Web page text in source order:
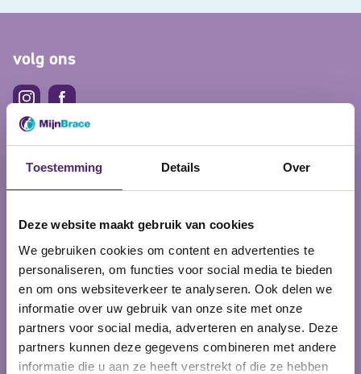
Toestemming Details Over
Deze website maakt gebruik van cookies
We gebruiken cookies om content en advertenties te
personaliseren, om functies voor social media te bieden
en om ons websiteverkeer te analyseren. Ook delen we
informatie over uw gebruik van onze site met onze
partners voor social media, adverteren en analyse. Deze
partners kunnen deze gegevens combineren met andere
informatie die u aan ze heeft verstrekt of die ze hebben
volg ons
Makkelijk betalen
5% korting op je bestelling?
Schrijf je in voor onze nieuwsbrief en ontvang meteen
5% korting voor de eerst volgende bestelling!